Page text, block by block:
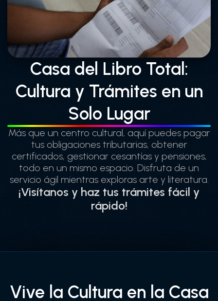
Casa del Libro Total:
Cultura y Trámites en un
Solo Lugar
Más que un centro cultural, aquí puedes pagar
tus obligaciones tributarias, obtener
certificados, gestionar cesantías y pensiones,
todo en un mismo espacio. Disfruta de un
servicio ágil mientras exploras arte y literatura.
¡Visítanos y haz tus trámites fácil y
rápido!
Vive la Cultura en la Casa